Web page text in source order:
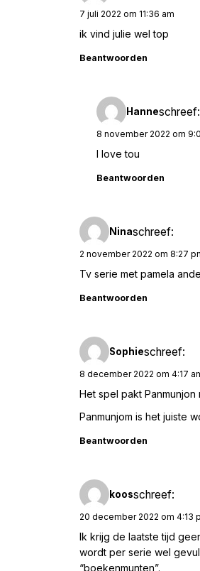
7 juli 2022 om 11:36 am
ik vind julie wel top
Beantwoorden
Hanneschreef:
8 november 2022 om
I love tou
Beantwoorden
Ninaschreef:
2 november 2022 om 8:27
Tv serie met pamela
Beantwoorden
Sophieschreef:
8 december 2022 om 4:17
Het spel pakt Panmunjon
Panmunjom is het juiste
Beantwoorden
koosschreef:
20 december 2022 om 4:13
Ik krijg de laatste tijd
wordt per serie wel
“boekenmunten”.